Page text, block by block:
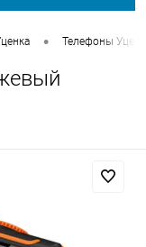
• Телефоны